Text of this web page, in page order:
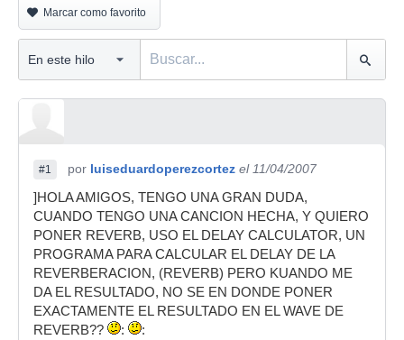
Marcar como favorito
#1 por luiseduardoperezcortez el 11/04/2007
]HOLA AMIGOS, TENGO UNA GRAN DUDA,
CUANDO TENGO UNA CANCION HECHA, Y QUIERO
PONER REVERB, USO EL DELAY CALCULATOR, UN
PROGRAMA PARA CALCULAR EL DELAY DE LA
REVERBERACION, (REVERB) PERO KUANDO ME
DA EL RESULTADO, NO SE EN DONDE PONER
EXACTAMENTE EL RESULTADO EN EL WAVE DE
REVERB??
:
: